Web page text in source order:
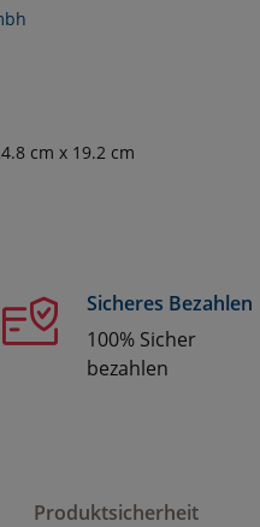
cm x 19.2 cm
Sicheres Bezahlen
100% Sicher
bezahlen
Produktsicherheit